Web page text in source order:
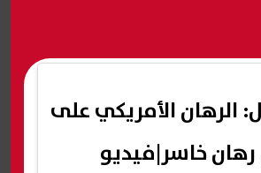
الرهان الأمريكي على
رهان خاسر|فيديو